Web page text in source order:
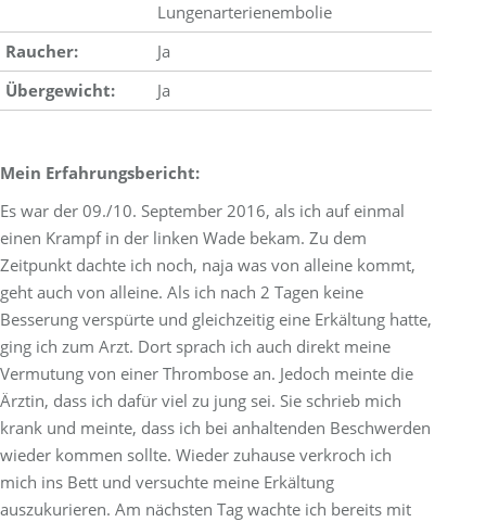
Lungenarterienembolie
Raucher:
Ja
Übergewicht:
Ja
Mein Erfahrungsbericht:
Es war der 09./10. September 2016, als ich auf einmal
einen Krampf in der linken Wade bekam. Zu dem
Zeitpunkt dachte ich noch, naja was von alleine kommt,
geht auch von alleine. Als ich nach 2 Tagen keine
Besserung verspürte und gleichzeitig eine Erkältung hatte,
ging ich zum Arzt. Dort sprach ich auch direkt meine
Vermutung von einer Thrombose an. Jedoch meinte die
Ärztin, dass ich dafür viel zu jung sei. Sie schrieb mich
krank und meinte, dass ich bei anhaltenden Beschwerden
wieder kommen sollte. Wieder zuhause verkroch ich
mich ins Bett und versuchte meine Erkältung
auszukurieren. Am nächsten Tag wachte ich bereits mit